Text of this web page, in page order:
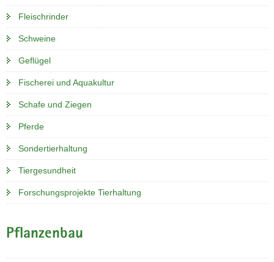
Fleischrinder
Schweine
Geflügel
Fischerei und Aquakultur
Schafe und Ziegen
Pferde
Sondertierhaltung
Tiergesundheit
Forschungsprojekte Tierhaltung
Pflanzenbau